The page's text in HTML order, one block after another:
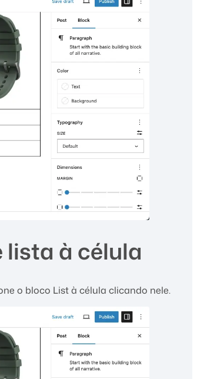
lista à célula
o bloco List à célula clicando nele.